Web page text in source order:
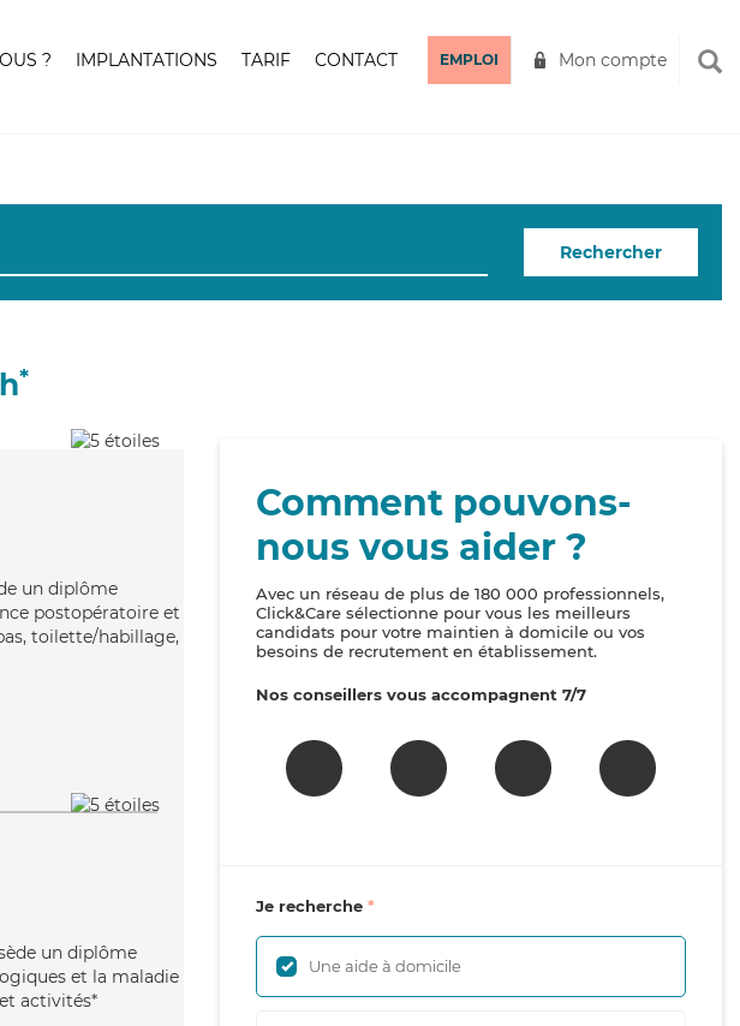
? IMPLANTATIONS TARIF CONTACT EMPLOI Mon compte
Rechercher
*
un diplôme
postopératoire et
toilette/habillage,
un diplôme
et la maladie
activités*
Comment pouvons-
nous vous aider ?
Avec un réseau de plus de 180 000 professionnels,
Click&Care sélectionne pour vous les meilleurs
candidats pour votre maintien à domicile ou vos
besoins de recrutement en établissement.
Nos conseillers vous accompagnent 7/7
Je recherche
Une aide à domicile